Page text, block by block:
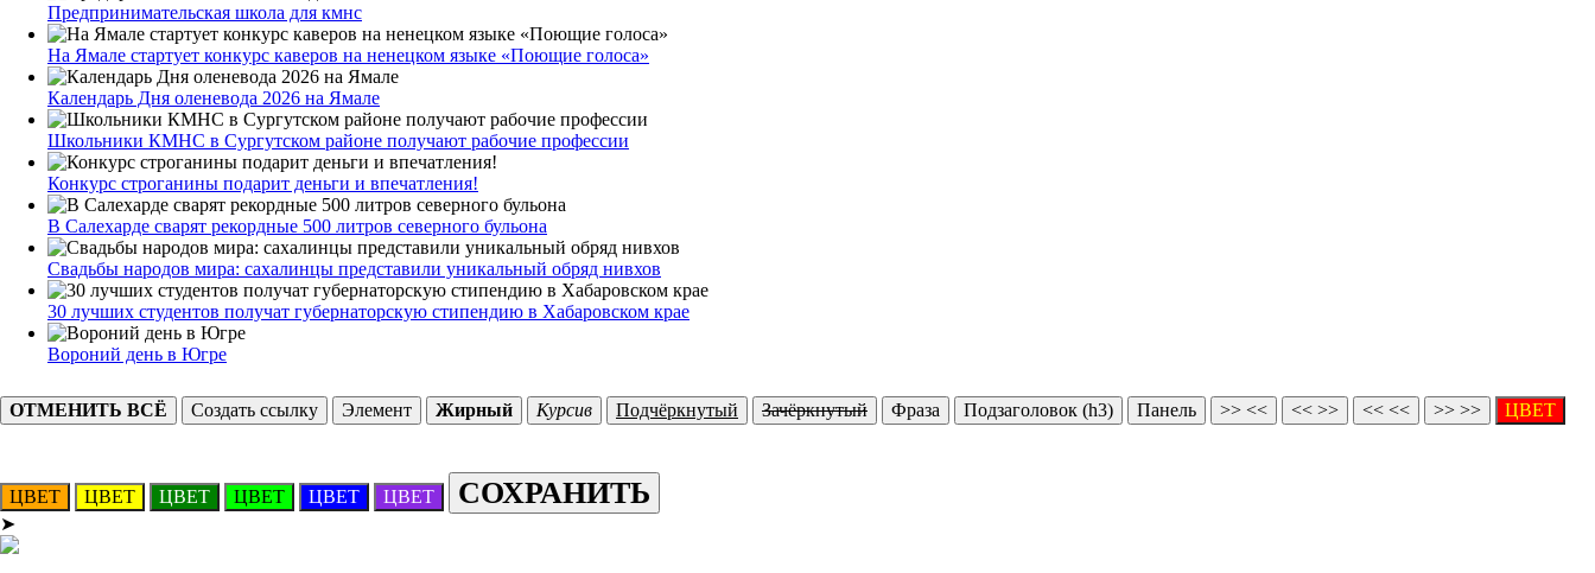
Предпринимательская школа для кмнс
На Ямале стартует конкурс каверов на ненецком языке «Поющие голоса»
Календарь Дня оленевода 2026 на Ямале
Школьники КМНС в Сургутском районе получают рабочие профессии
Конкурс строганины подарит деньги и впечатления!
В Салехарде сварят рекордные 500 литров северного бульона
Свадьбы народов мира: сахалинцы представили уникальный обряд нивхов
30 лучших студентов получат губернаторскую стипендию в Хабаровском крае
Вороний день в Югре
ОТМЕНИТЬ ВСЁ Создать ссылку Элемент Жирный Курсив Подчёркнутый Зачёркнутый Фраза Подзаголовок (h3) Панель >> << << >> << << >> >> ЦВЕТ
ЦВЕТ ЦВЕТ ЦВЕТ ЦВЕТ ЦВЕТ ЦВЕТ СОХРАНИТЬ
➤